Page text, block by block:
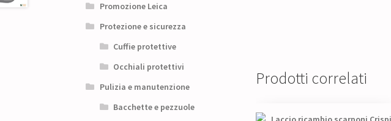
Prodotti correlati
Promozione Leica
Protezione e sicurezza
Cuffie protettive
Occhiali protettivi
Pulizia e manutenzione
Bacchette e pezzuole